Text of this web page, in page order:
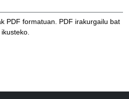
PDF formatuan. PDF irakurgailu bat